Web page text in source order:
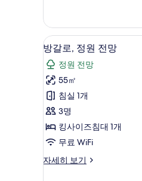
윈
룸
자
세
히
보
기
방
갈
로,
정
원
전
망
진
5
방갈로, 정원 전망
정원 전망
55㎡
침실 1개
3명
킹사이즈침대 1개
무료 WiFi
자세히 보기
방